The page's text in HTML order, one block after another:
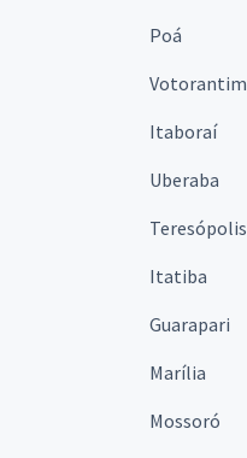
Poá
Votorantim
Itaboraí
Uberaba
Teresópolis
Itatiba
Guarapari
Marília
Mossoró